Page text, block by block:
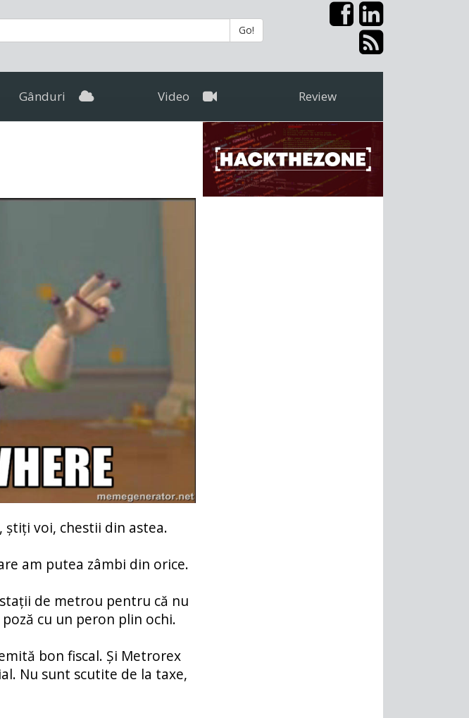
Go!
Gânduri Video Review
știți voi, chestii din astea.
am putea zâmbi din orice.
de metrou pentru că nu
cu un peron plin ochi.
bon fiscal. Și Metrorex
Nu sunt scutite de la taxe,